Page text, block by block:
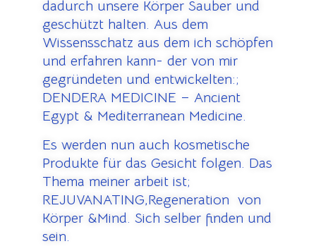
dadurch unsere Körper Sauber und
geschützt halten. Aus dem
Wissensschatz aus dem ich schöpfen
und erfahren kann- der von mir
gegründeten und entwickelten:;
DENDERA MEDICINE – Ancient
Egypt & Mediterranean Medicine.
Es werden nun auch kosmetische
Produkte für das Gesicht folgen. Das
Thema meiner arbeit ist;
REJUVANATING,Regeneration von
Körper &Mind. Sich selber finden und
sein.